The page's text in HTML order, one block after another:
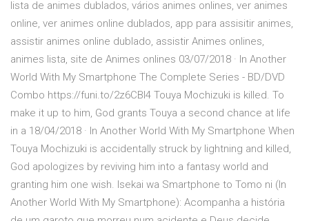
lista de animes dublados, vários animes onlines, ver animes
online, ver animes online dublados, app para assisitir animes,
assistir animes online dublado, assistir Animes onlines,
animes lista, site de Animes onlines 03/07/2018 · In Another
World With My Smartphone The Complete Series - BD/DVD
Combo https://funi.to/2z6CBI4 Touya Mochizuki is killed. To
make it up to him, God grants Touya a second chance at life
in a 18/04/2018 · In Another World With My Smartphone When
Touya Mochizuki is accidentally struck by lightning and killed,
God apologizes by reviving him into a fantasy world and
granting him one wish. Isekai wa Smartphone to Tomo ni (In
Another World With My Smartphone): Acompanha a história